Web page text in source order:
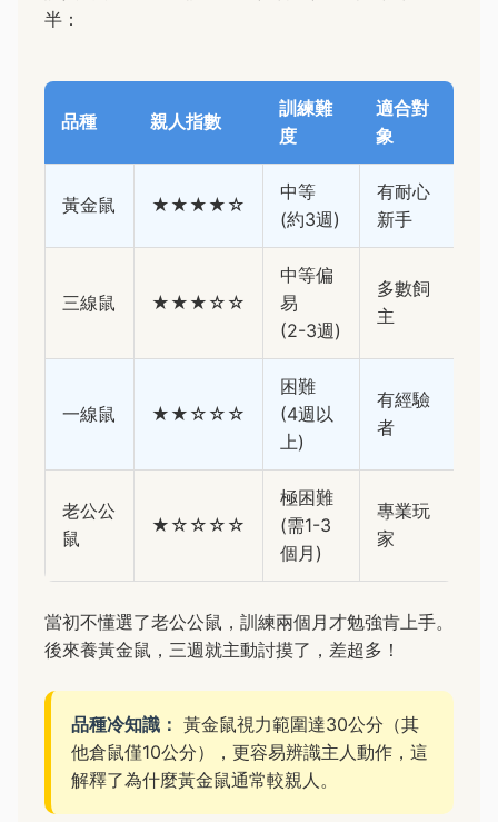
半：
品種 親人指數
訓練難
度
適合對
象
黃金鼠 ★★★★☆
中等
(約3週)
有耐心
新手
三線鼠 ★★★☆☆
中等偏
易
(2-3週)
多數飼
主
一線鼠 ★★☆☆☆
困難
(4週以
上)
有經驗
者
老公公
鼠
★☆☆☆☆
極困難
(需1-3
個月)
專業玩
家
當初不懂選了老公公鼠，訓練兩個月才勉強肯上手。
後來養黃金鼠，三週就主動討摸了，差超多！
品種冷知識： 黃金鼠視力範圍達30公分（其
他倉鼠僅10公分），更容易辨識主人動作，這
解釋了為什麼黃金鼠通常較親人。